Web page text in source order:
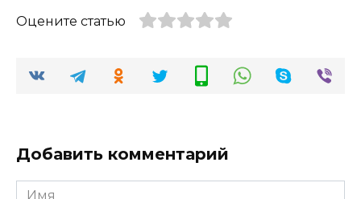
Оцените статью
Добавить комментарий
Имя